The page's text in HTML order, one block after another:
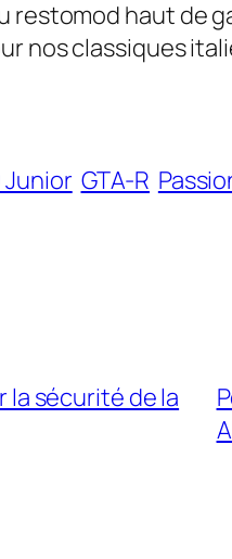
haut de
nos classiques
Junior GTA-R
la sécurité de la